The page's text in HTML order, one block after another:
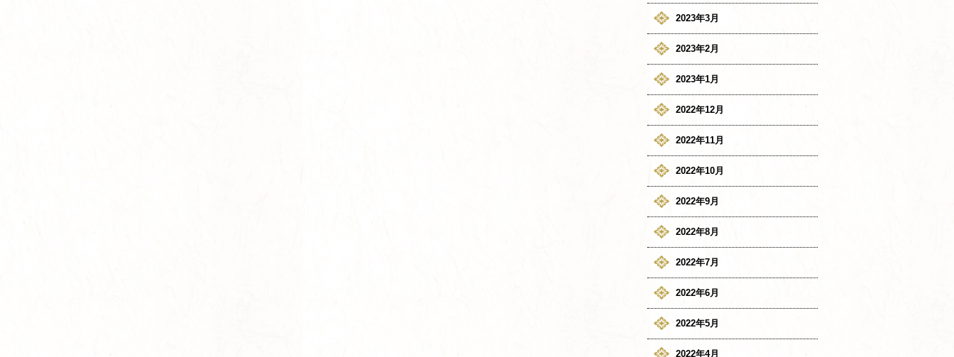
2023年3月
2023年2月
2023年1月
2022年12月
2022年11月
2022年10月
2022年9月
2022年8月
2022年7月
2022年6月
2022年5月
2022年4月